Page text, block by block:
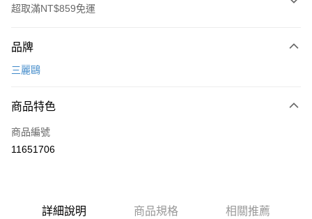
超取滿NT$859免運
信用卡一次付款
LINE Pay
Apple Pay
ATM付款
品牌
三麗鷗
商品特色
商品編號
11651706
詳細說明 商品規格 相關推薦